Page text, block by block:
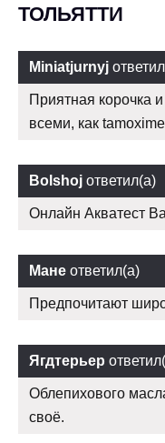
ТОЛЬЯТТИ
Miniatjurnyj
Приятная корочка
всеми, как
Bolshoj ответил(а)
Онлайн Акватест
Мане ответил(а)
Предпочитают
Ягдтерьер
Облепихового
своё.